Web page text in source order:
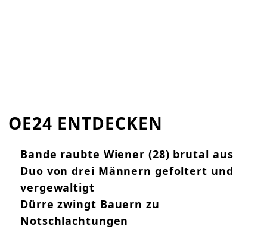
OE24 ENTDECKEN
Bande raubte Wiener (28) brutal aus
Duo von drei Männern gefoltert und
vergewaltigt
Dürre zwingt Bauern zu
Notschlachtungen